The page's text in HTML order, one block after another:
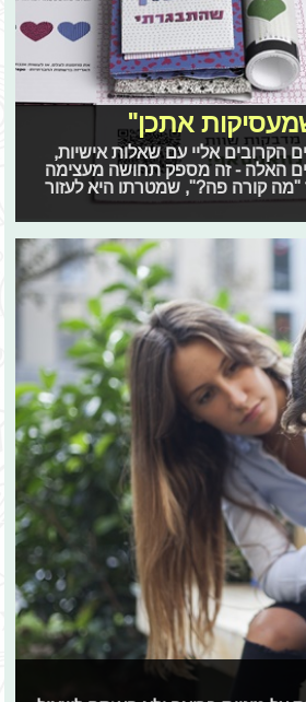
אתכן"
הקרובים אליי עם שאלות אישיות,
האלה - זה מספק תחושה מעצימה
"מה קורה פה?", שמטרתו היא לעזור